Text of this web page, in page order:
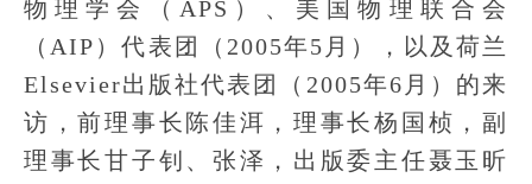
物理学会（APS）、美国物理联合会
（AIP）代表团（2005年5月），以及荷兰
Elsevier出版社代表团（2005年6月）的来
访，前理事长陈佳洱，理事长杨国桢，副
理事长甘子钊、张泽，出版委主任聂玉昕